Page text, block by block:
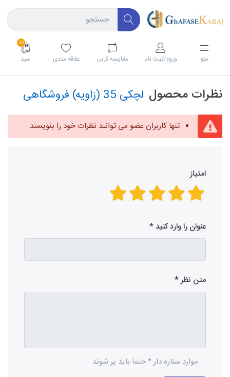
منو ورود/ثبت نام مقايسه كردن علاقه مندی
33
سبد
نظرات محصول لچکی 35 (زاویه) فروشگاهی
تنها کاربران عضو می توانند نظرات خود را بنویسند
امتیاز
عنوان را وارد کنید
متن نظر
موارد ستاره دار * حتما باید پر شوند